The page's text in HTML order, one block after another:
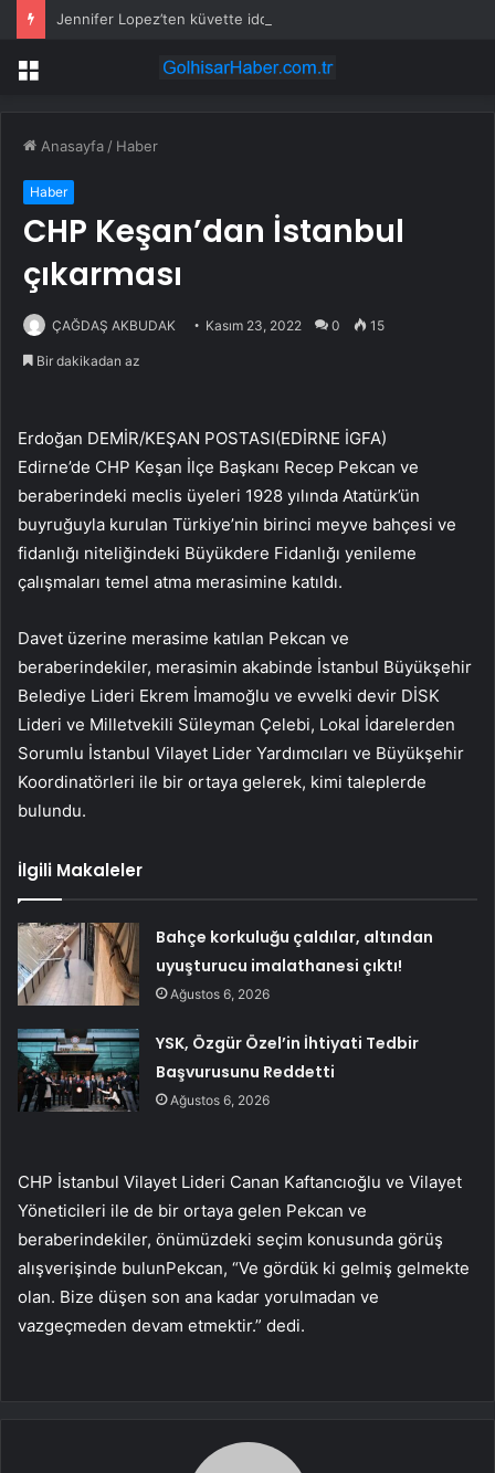
Jennifer Lopez’ten küvette iddialı doğum günü kutlaması
Menü
Anasayfa / Haber
Haber
CHP Keşan’dan İstanbul
çıkarması
ÇAĞDAŞ AKBUDAK Kasım 23, 2022 0 15
Bir dakikadan az
Erdoğan DEMİR/KEŞAN POSTASI(EDİRNE İGFA)
Edirne’de CHP Keşan İlçe Başkanı Recep Pekcan ve
beraberindeki meclis üyeleri 1928 yılında Atatürk’ün
buyruğuyla kurulan Türkiye’nin birinci meyve bahçesi ve
fidanlığı niteliğindeki Büyükdere Fidanlığı yenileme
çalışmaları temel atma merasimine katıldı.
Davet üzerine merasime katılan Pekcan ve
beraberindekiler, merasimin akabinde İstanbul Büyükşehir
Belediye Lideri Ekrem İmamoğlu ve evvelki devir DİSK
Lideri ve Milletvekili Süleyman Çelebi, Lokal İdarelerden
Sorumlu İstanbul Vilayet Lider Yardımcıları ve Büyükşehir
Koordinatörleri ile bir ortaya gelerek, kimi taleplerde
bulundu.
İlgili Makaleler
Bahçe korkuluğu çaldılar, altından
uyuşturucu imalathanesi çıktı!
Ağustos 6, 2026
YSK, Özgür Özel’in İhtiyati Tedbir
Başvurusunu Reddetti
Ağustos 6, 2026
CHP İstanbul Vilayet Lideri Canan Kaftancıoğlu ve Vilayet
Yöneticileri ile de bir ortaya gelen Pekcan ve
beraberindekiler, önümüzdeki seçim konusunda görüş
alışverişinde bulunPekcan, “Ve gördük ki gelmiş gelmekte
olan. Bize düşen son ana kadar yorulmadan ve
vazgeçmeden devam etmektir.” dedi.